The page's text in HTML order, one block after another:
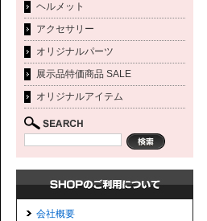
ヘルメット
アクセサリー
オリジナルパーツ
展示品特価商品 SALE
オリジナルアイテム
会社概要